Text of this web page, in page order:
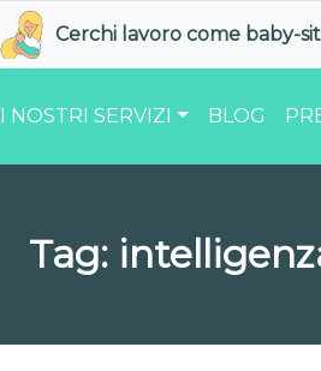
Cerchi lavoro come baby-
I NOSTRI SERVIZI BLOG
Tag: